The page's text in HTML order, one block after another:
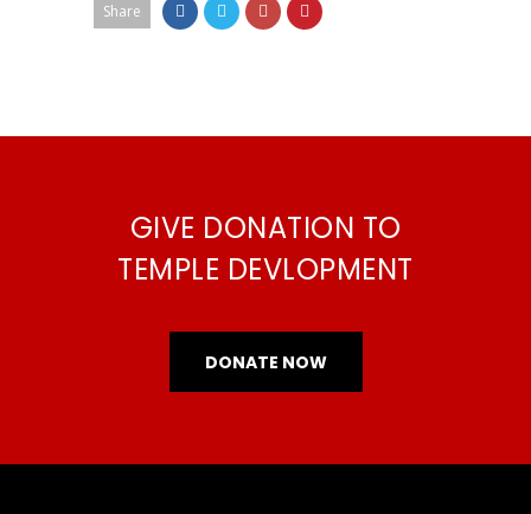
Share
GIVE DONATION TO
TEMPLE DEVLOPMENT
DONATE NOW